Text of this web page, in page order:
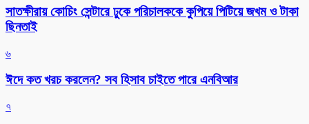
সাতক্ষীরায় কোচিং সেন্টারে ঢুকে পরিচালককে কুপিয়ে পিটিয়ে জখম ও টাকা
ছিনতাই
৬
ঈদে কত খরচ করলেন? সব হিসাব চাইতে পারে এনবিআর
৭